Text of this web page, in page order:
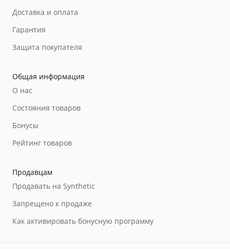
Доставка и оплата
Гарантия
Защита покупателя
Общая информация
О нас
Состояния товаров
Бонусы
Рейтинг товаров
Продавцам
Продавать на Synthetic
Запрещено к продаже
Как активировать бонусную программу